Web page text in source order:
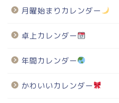
月曜始まりカレンダー
卓上カレンダー
年間カレンダー
かわいいカレンダー